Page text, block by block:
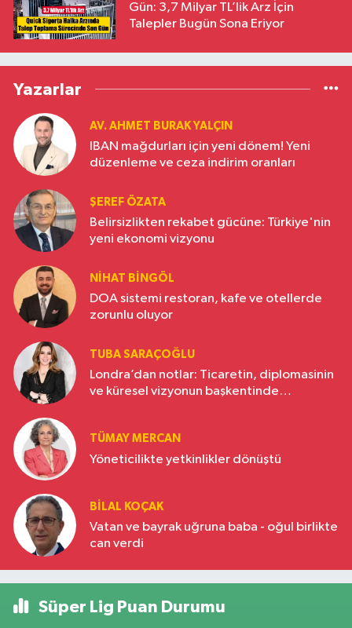
Gün: 3,7 Milyar TL’lik Arz İçin
Talepler Bugün Sona Eriyor
Yazarlar
AV. AHMET BURAK YALÇIN
IBAN mağdurları için yeni dönem! Yeni
düzenleme ve ceza indirim oranları
ŞEREF ÖZATA
Belirsizlikten rekabet gücüne: Türkiye'nin
yeni ekonomi vizyonu
NIHAT BINGÖL
DOA sistemi restoran, kafe ve otellerde
zorunlu oluyor
TUBA SARAÇOĞLU
Londra’dan notlar: Ticaretin, diplomasinin
ve küresel vizyonun başkentinde
TÜMAY MERCAN
Yöneticilikte yetkinlikler dönüştü
BILAL KOÇAK
Vatan ve bayrak uğruna baba - oğul birlikte
can verdi
Süper Lig Puan Durumu